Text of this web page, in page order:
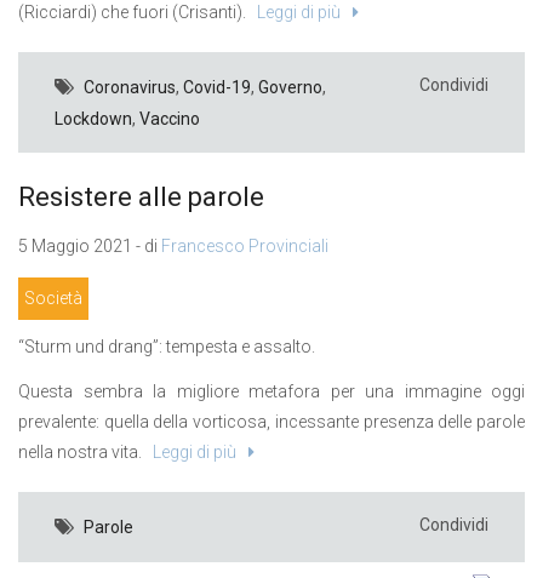
(Ricciardi) che fuori (Crisanti).
Leggi di più
Coronavirus, Covid-19, Governo,
Lockdown, Vaccino
Condividi
Resistere alle parole
5 Maggio 2021 - di Francesco Provinciali
Società
“Sturm und drang”: tempesta e assalto.
Questa sembra la migliore metafora per una immagine oggi
prevalente: quella della vorticosa, incessante presenza delle parole
nella nostra vita.
Leggi di più
Parole Condividi